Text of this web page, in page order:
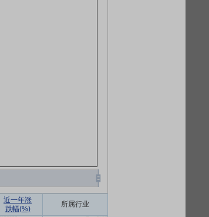
近一年涨
跌幅(%)
所属行业